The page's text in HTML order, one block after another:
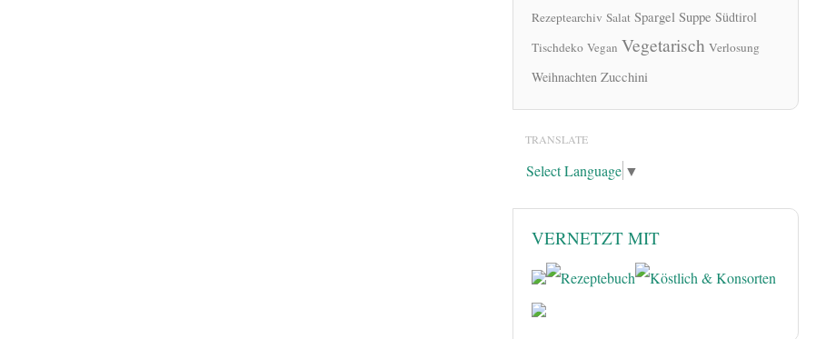
Rezeptearchiv Salat Spargel Suppe Südtirol
Tischdeko Vegan Vegetarisch Verlosung
Weihnachten Zucchini
TRANSLATE
Select Language ▼
VERNETZT MIT